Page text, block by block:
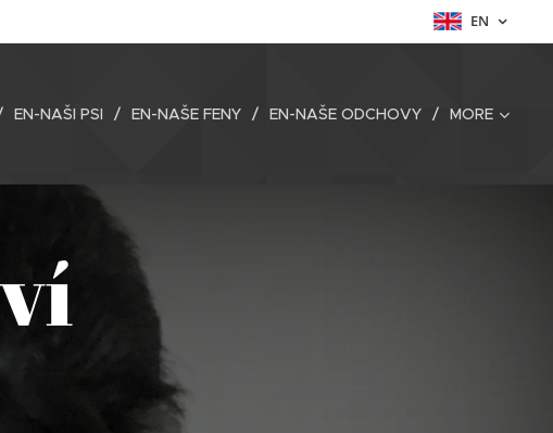
EN
EN-NAŠI PSI EN-NAŠE FENY EN-NAŠE ODCHOVY MORE